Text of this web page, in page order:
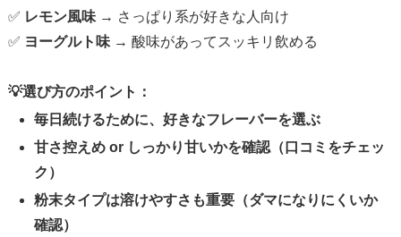
✅ レモン風味 → さっぱり系が好きな人向け
✅ ヨーグルト味 → 酸味があってスッキリ飲める
💡選び方のポイント：
毎日続けるために、好きなフレーバーを選ぶ
甘さ控えめ or しっかり甘いかを確認（口コミをチェッ
ク）
粉末タイプは溶けやすさも重要（ダマになりにくいか
確認）